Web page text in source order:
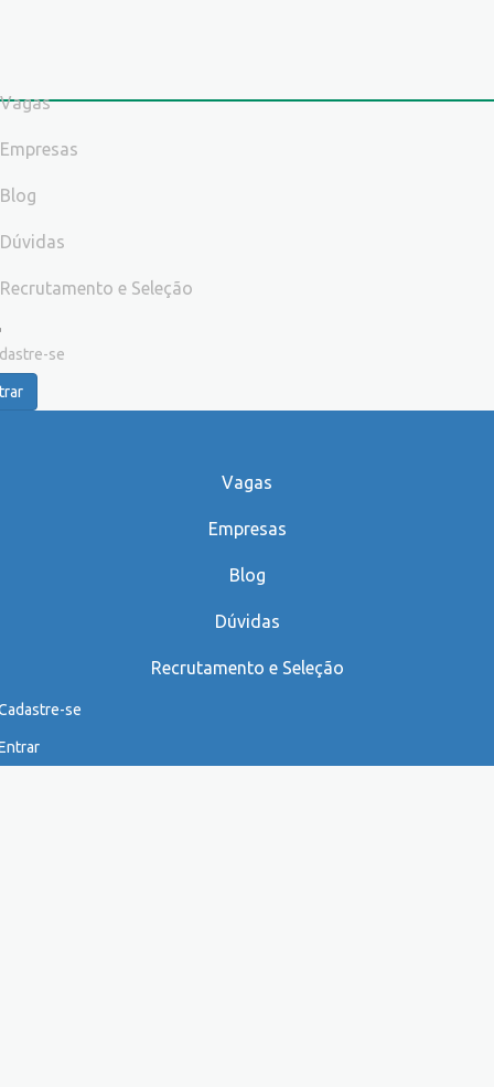
Vagas
Empresas
Blog
Dúvidas
Recrutamento e Seleção
se
Vagas
Empresas
Blog
Dúvidas
Recrutamento e Seleção
se